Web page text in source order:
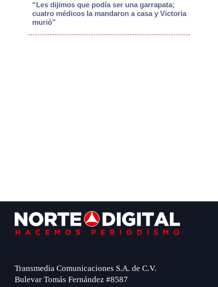
“Les dijimos que podía ser una garrapata;
cuatro médicos la mandaron a casa y Victoria
murió”
Footer
Transmedia Comunicaciones S.A. de C.V.
Bulevar Tomás Fernández #8587